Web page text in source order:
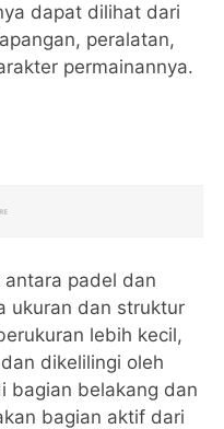
dapat dilihat dari
peralatan,
permainannya.
padel dan
ukuran dan struktur
lebih kecil,
dikelilingi oleh
bagian belakang dan
bagian aktif dari